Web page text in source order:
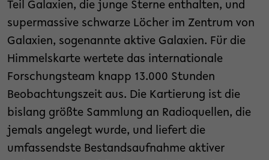
Teil Galaxien, die junge Sterne enthalten, und
supermassive schwarze Löcher im Zentrum von
Galaxien, sogenannte aktive Galaxien. Für die
Himmelskarte wertete das internationale
Forschungsteam knapp 13.000 Stunden
Beobachtungszeit aus. Die Kartierung ist die
bislang größte Sammlung an Radioquellen, die
jemals angelegt wurde, und liefert die
umfassendste Bestandsaufnahme aktiver